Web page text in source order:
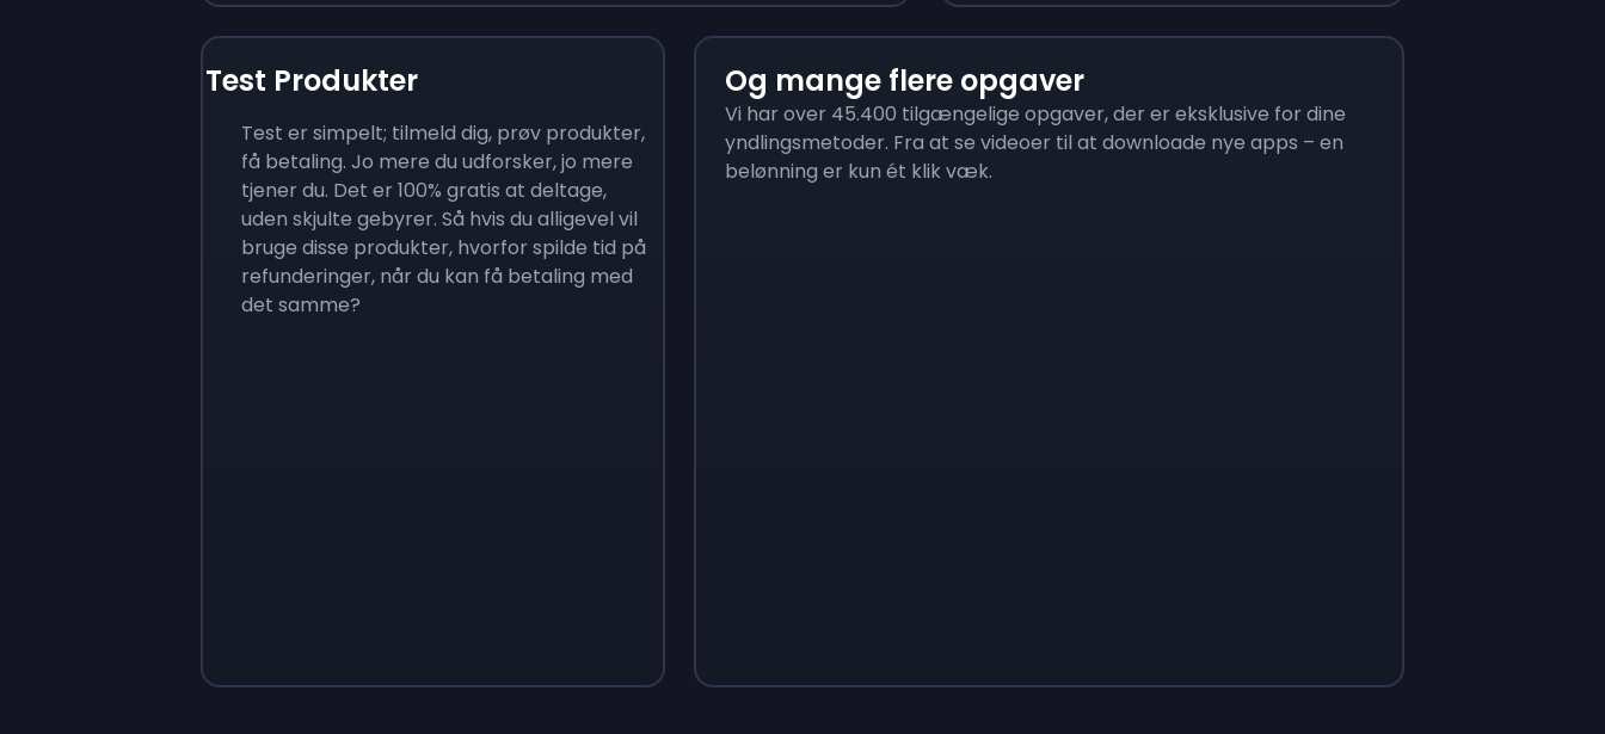
Test Produkter
Test er simpelt; tilmeld dig, prøv produkter,
få betaling. Jo mere du udforsker, jo mere
tjener du. Det er 100% gratis at deltage,
uden skjulte gebyrer. Så hvis du alligevel vil
bruge disse produkter, hvorfor spilde tid på
refunderinger, når du kan få betaling med
det samme?
Og mange flere opgaver
Vi har over 45.400 tilgængelige opgaver, der er eksklusive for dine
yndlingsmetoder. Fra at se videoer til at downloade nye apps – en
belønning er kun ét klik væk.